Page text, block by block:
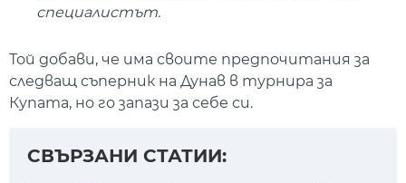
специалистът.
Той добави, че има своите предпочитания за
следващ съперник на Дунав в турнира за
Купата, но го запази за себе си.
СВЪРЗАНИ СТАТИИ: